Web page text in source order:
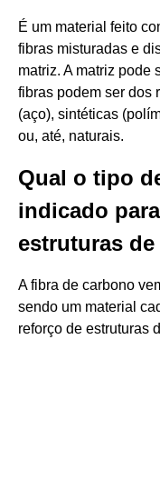
É um material feito
fibras misturadas e
matriz. A matriz pode
fibras podem ser dos
(aço), sintéticas
ou, até, naturais.
Qual o tipo
indicado
estruturas
A fibra de carbono
sendo um material
reforço de estruturas